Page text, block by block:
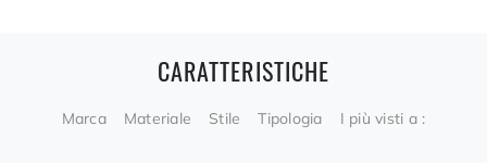
CARATTERISTICHE
Marca Materiale Stile Tipologia I più visti a :